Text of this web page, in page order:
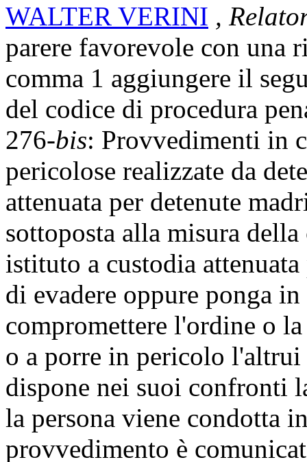
WALTER VERINI ,
parere favorevole con una
comma 1 aggiungere il
del codice di procedura
276-bis: Provvedimenti in
pericolose realizzate da
attenuata per detenute
sottoposta alla misura
istituto a custodia
di evadere oppure ponga
compromettere l'ordine o
o a porre in pericolo
dispone nei suoi confronti
la persona viene condotta
provvedimento è